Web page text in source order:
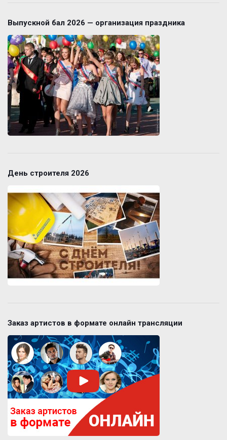
Выпускной бал 2026 — организация праздника
День строителя 2026
Заказ артистов в формате онлайн трансляции